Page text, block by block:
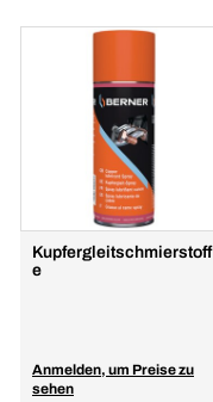
Kupfergleitschmierstoff
e
Anmelden, um Preise zu
sehen